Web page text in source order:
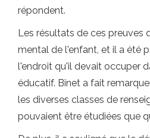
répondent.
Les résultats de ces preuves
mental de l'enfant, et il a été
l'endroit qu'il devait occuper
éducatif. Binet a fait
les diverses classes de
pouvaient être étudiées que